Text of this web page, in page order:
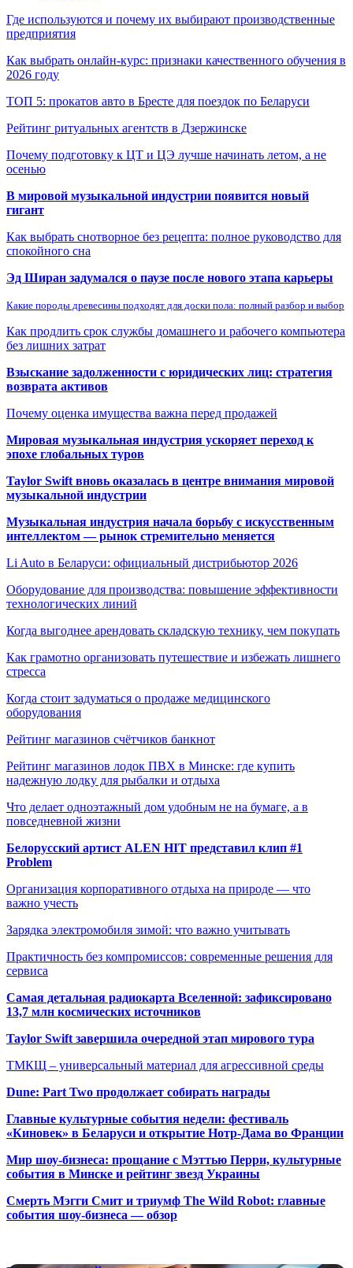
Где используются и почему их выбирают производственные
предприятия
Как выбрать онлайн-курс: признаки качественного обучения в
2026 году
ТОП 5: прокатов авто в Бресте для поездок по Беларуси
Рейтинг ритуальных агентств в Дзержинске
Почему подготовку к ЦТ и ЦЭ лучше начинать летом, а не
осенью
В мировой музыкальной индустрии появится новый
гигант
Как выбрать снотворное без рецепта: полное руководство для
спокойного сна
Эд Ширан задумался о паузе после нового этапа карьеры
Какие породы древесины подходят для доски пола: полный разбор и выбор
Как продлить срок службы домашнего и рабочего компьютера
без лишних затрат
Взыскание задолженности с юридических лиц: стратегия
возврата активов
Почему оценка имущества важна перед продажей
Мировая музыкальная индустрия ускоряет переход к
эпохе глобальных туров
Taylor Swift вновь оказалась в центре внимания мировой
музыкальной индустрии
Музыкальная индустрия начала борьбу с искусственным
интеллектом — рынок стремительно меняется
Li Auto в Беларуси: официальный дистрибьютор 2026
Оборудование для производства: повышение эффективности
технологических линий
Когда выгоднее арендовать складскую технику, чем покупать
Как грамотно организовать путешествие и избежать лишнего
стресса
Когда стоит задуматься о продаже медицинского
оборудования
Рейтинг магазинов счётчиков банкнот
Рейтинг магазинов лодок ПВХ в Минске: где купить
надежную лодку для рыбалки и отдыха
Что делает одноэтажный дом удобным не на бумаге, а в
повседневной жизни
Белорусский артист ALEN HIT представил клип #1
Problem
Организация корпоративного отдыха на природе — что
важно учесть
Зарядка электромобиля зимой: что важно учитывать
Практичность без компромиссов: современные решения для
сервиса
Самая детальная радиокарта Вселенной: зафиксировано
13,7 млн космических источников
Taylor Swift завершила очередной этап мирового тура
ТМКЩ – универсальный материал для агрессивной среды
Dune: Part Two продолжает собирать награды
Главные культурные события недели: фестиваль
«Киновек» в Беларуси и открытие Нотр-Дама во Франции
Мир шоу-бизнеса: прощание с Мэттью Перри, культурные
события в Минске и рейтинг звезд Украины
Смерть Мэгги Смит и триумф The Wild Robot: главные
события шоу-бизнеса — обзор